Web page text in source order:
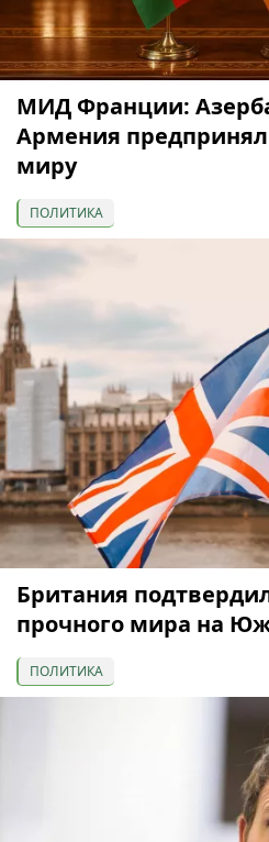
МИД Франции:
Армения
миру
ПОЛИТИКА
Британия
прочного мира на
ПОЛИТИКА